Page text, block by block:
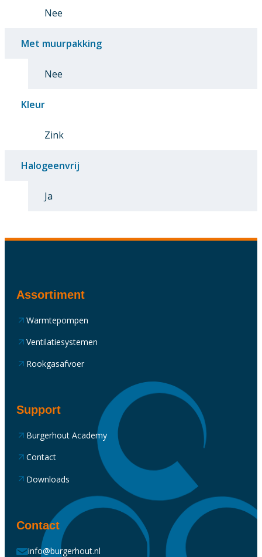
Nee
Met muurpakking
Nee
Kleur
Zink
Halogeenvrij
Ja
Assortiment
Warmtepompen
Ventilatiesystemen
Rookgasafvoer
Support
Burgerhout Academy
Contact
Downloads
Contact
info@burgerhout.nl